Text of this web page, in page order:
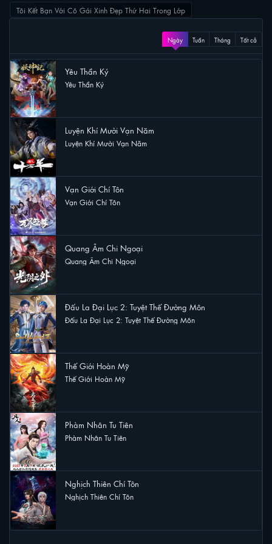
Tôi Kết Bạn Với Cô Gái Xinh Đẹp Thứ Hai Trong Lớp
Ngày Tuần Tháng Tất cả
Yêu Thần Ký
Yêu Thần Ký
Luyện Khí Mười Vạn Năm
Luyện Khí Mười Vạn Năm
Vạn Giới Chí Tôn
Vạn Giới Chí Tôn
Quang Âm Chi Ngoại
Quang Âm Chi Ngoại
Đấu La Đại Lục 2: Tuyệt Thế Đường Môn
Đấu La Đại Lục 2: Tuyệt Thế Đường Môn
Thế Giới Hoàn Mỹ
Thế Giới Hoàn Mỹ
Phàm Nhân Tu Tiên
Phàm Nhân Tu Tiên
Nghịch Thiên Chí Tôn
Nghịch Thiên Chí Tôn